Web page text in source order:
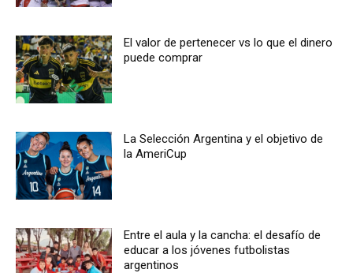
El valor de pertenecer vs lo que el dinero
puede comprar
La Selección Argentina y el objetivo de
la AmeriCup
Entre el aula y la cancha: el desafío de
educar a los jóvenes futbolistas
argentinos